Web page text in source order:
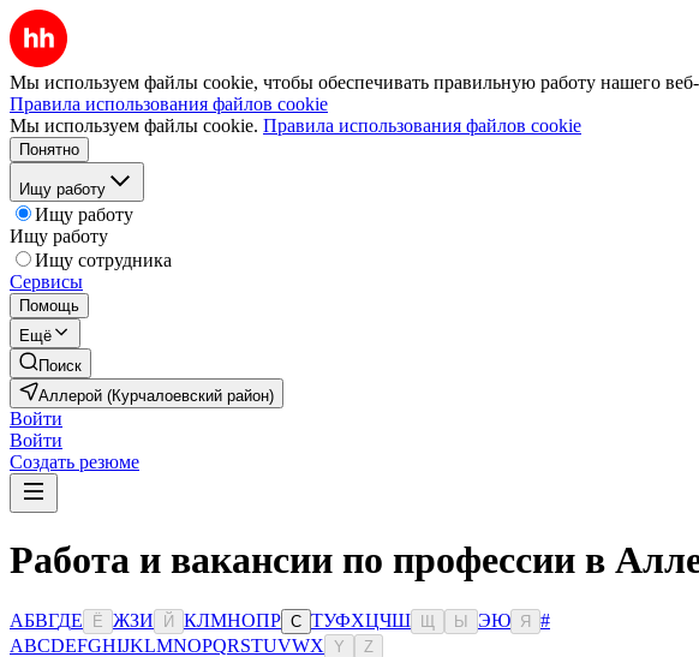
Мы используем файлы cookie, чтобы обеспечивать правильную работу нашего веб-
Правила использования файлов cookie
Мы используем файлы cookie. Правила использования файлов cookie
Понятно
Ищу работу
Ищу работу
Ищу работу
Ищу сотрудника
Сервисы
Помощь
Ещё
Поиск
Аллерой (Курчалоевский район)
Войти
Войти
Создать резюме
Работа и вакансии по профессии в
АБВГДЕ Ё ЖЗИ Й КЛМНОПР С ТУФХЦЧШ Ы ЭЮ Я
#
ABCDEFGHIJKLMNOPQRSTUVWX Y Z